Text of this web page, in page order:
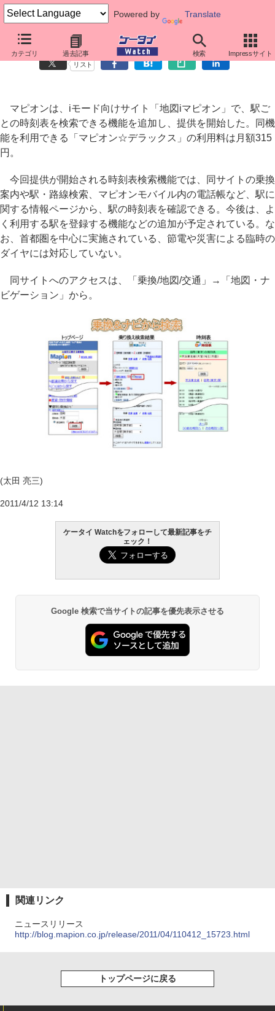
Powered by Translate
カテゴリ 過去記事 検索 Impressサイト
マピオン、iモードサイトで駅の時刻表の検索を可能に
リスト
マピオンは、iモード向けサイト「地図iマピオン」で、駅ご
との時刻表を検索できる機能を追加し、提供を開始した。同機
能を利用できる「マピオン☆デラックス」の利用料は月額315
円。
今回提供が開始される時刻表検索機能では、同サイトの乗換
案内や駅・路線検索、マピオンモバイル内の電話帳など、駅に
関する情報ページから、駅の時刻表を確認できる。今後は、よ
く利用する駅を登録する機能などの追加が予定されている。な
お、首都圏を中心に実施されている、節電や災害による臨時の
ダイヤには対応していない。
同サイトへのアクセスは、「乗換/地図/交通」→「地図・ナ
ビゲーション」から。
(太田 亮三)
2011/4/12 13:14
ケータイ Watchをフォローして最新記事をチ
ェック！
Google 検索で当サイトの記事を優先表示させる
関連リンク
ニュースリリース
http://blog.mapion.co.jp/release/2011/04/110412_15723.html
トップページに戻る